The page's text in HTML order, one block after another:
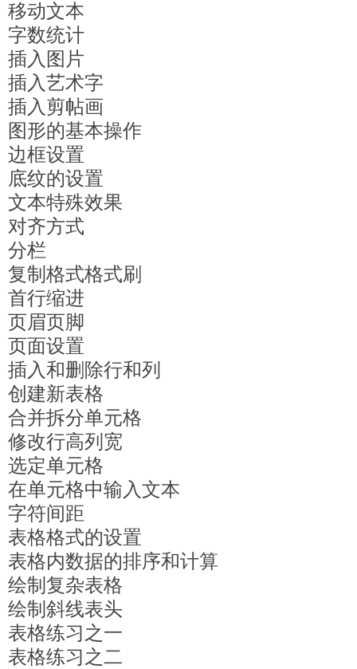
移动文本
字数统计
插入图片
插入艺术字
插入剪帖画
图形的基本操作
边框设置
底纹的设置
文本特殊效果
对齐方式
分栏
复制格式格式刷
首行缩进
页眉页脚
页面设置
插入和删除行和列
创建新表格
合并拆分单元格
修改行高列宽
选定单元格
在单元格中输入文本
字符间距
表格格式的设置
表格内数据的排序和计算
绘制复杂表格
绘制斜线表头
表格练习之一
表格练习之二